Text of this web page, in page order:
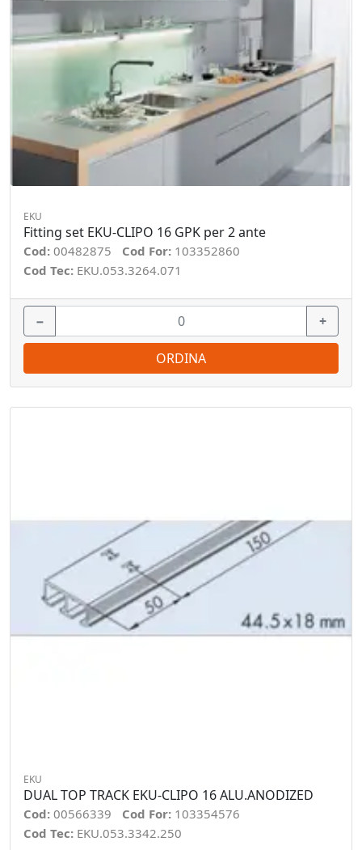
EKU
Fitting set EKU-CLIPO 16 GPK per 2 ante
Cod: 00482875 Cod For: 103352860
Cod Tec: EKU.053.3264.071
− +
ORDINA
EKU
DUAL TOP TRACK EKU-CLIPO 16 ALU.ANODIZED
Cod: 00566339 Cod For: 103354576
Cod Tec: EKU.053.3342.250